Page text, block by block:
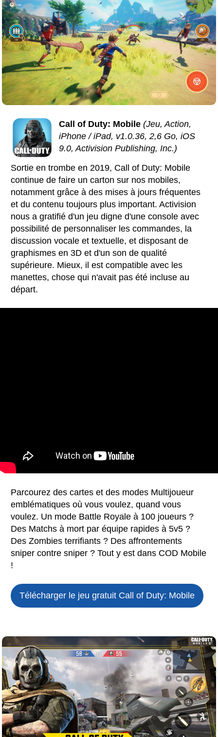
Call of Duty: Mobile (Jeu, Action,
iPhone / iPad, v1.0.36, 2,6 Go, iOS
9.0, Activision Publishing, Inc.)
Sortie en trombe en 2019, Call of Duty: Mobile
continue de faire un carton sur nos mobiles,
notamment grâce à des mises à jours fréquentes
et du contenu toujours plus important. Activision
nous a gratifié d'un jeu digne d'une console avec
possibilité de personnaliser les commandes, la
discussion vocale et textuelle, et disposant de
graphismes en 3D et d'un son de qualité
supérieure. Mieux, il est compatible avec les
manettes, chose qui n'avait pas été incluse au
départ.
Parcourez des cartes et des modes Multijoueur
emblématiques où vous voulez, quand vous
voulez. Un mode Battle Royale à 100 joueurs ?
Des Matchs à mort par équipe rapides à 5v5 ?
Des Zombies terrifiants ? Des affrontements
sniper contre sniper ? Tout y est dans COD Mobile
!
Télécharger le jeu gratuit Call of Duty: Mobile